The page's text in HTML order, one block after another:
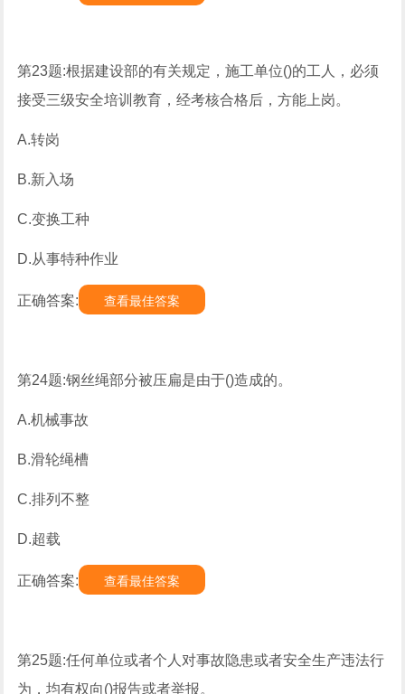
第23题:根据建设部的有关规定，施工单位()的工人，必须
接受三级安全培训教育，经考核合格后，方能上岗。
A.转岗
B.新入场
C.变换工种
D.从事特种作业
正确答案: 查看最佳答案
第24题:钢丝绳部分被压扁是由于()造成的。
A.机械事故
B.滑轮绳槽
C.排列不整
D.超载
正确答案: 查看最佳答案
第25题:任何单位或者个人对事故隐患或者安全生产违法行
为，均有权向()报告或者举报。